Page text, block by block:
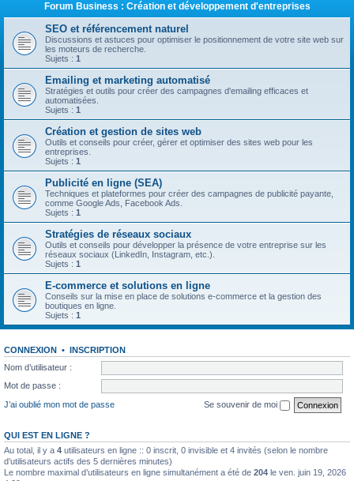
Forum Business : Création et développement d'entreprises
SEO et référencement naturel
Discussions et astuces pour optimiser le positionnement de votre site web sur
les moteurs de recherche.
Sujets : 1
Emailing et marketing automatisé
Stratégies et outils pour créer des campagnes d'emailing efficaces et
automatisées.
Sujets : 1
Création et gestion de sites web
Outils et conseils pour créer, gérer et optimiser des sites web pour les
entreprises.
Sujets : 1
Publicité en ligne (SEA)
Techniques et plateformes pour créer des campagnes de publicité payante,
comme Google Ads, Facebook Ads.
Sujets : 1
Stratégies de réseaux sociaux
Outils et conseils pour développer la présence de votre entreprise sur les
réseaux sociaux (LinkedIn, Instagram, etc.).
Sujets : 1
E-commerce et solutions en ligne
Conseils sur la mise en place de solutions e-commerce et la gestion des
boutiques en ligne.
Sujets : 1
CONNEXION • INSCRIPTION
Nom d’utilisateur :
Mot de passe :
J’ai oublié mon mot de passe
Se souvenir de moi
QUI EST EN LIGNE ?
Au total, il y a 4 utilisateurs en ligne :: 0 inscrit, 0 invisible et 4 invités (selon le nombre
d’utilisateurs actifs des 5 dernières minutes)
Le nombre maximal d’utilisateurs en ligne simultanément a été de 204 le ven. juin 19, 2026